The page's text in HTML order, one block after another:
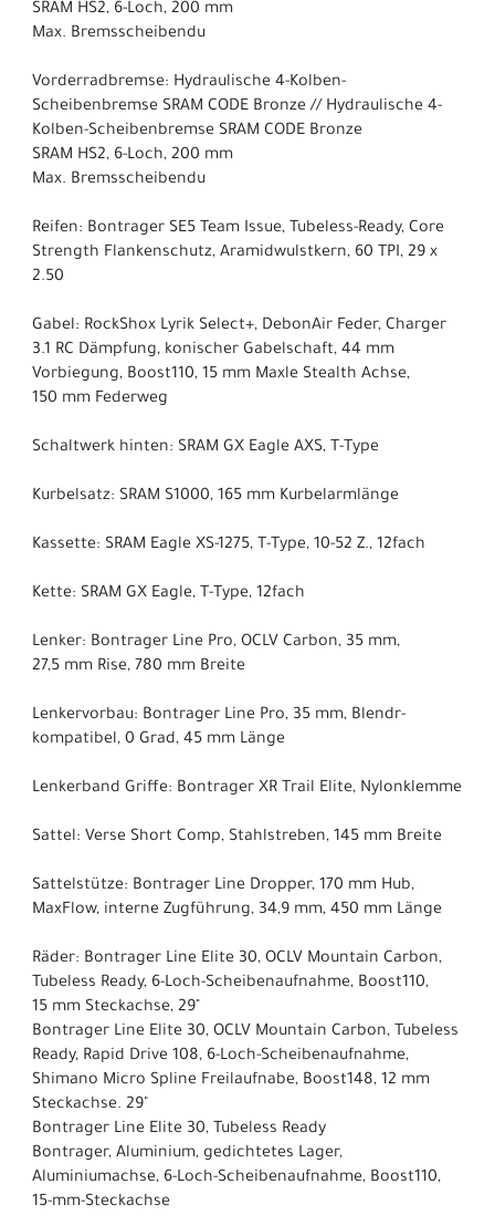
SRAM HS2, 6-Loch, 200 mm
Max. Bremsscheibendu
Vorderradbremse: Hydraulische 4-Kolben-
Scheibenbremse SRAM CODE Bronze // Hydraulische 4-
Kolben-Scheibenbremse SRAM CODE Bronze
SRAM HS2, 6-Loch, 200 mm
Max. Bremsscheibendu
Reifen: Bontrager SE5 Team Issue, Tubeless-Ready, Core
Strength Flankenschutz, Aramidwulstkern, 60 TPI, 29 x
2.50
Gabel: RockShox Lyrik Select+, DebonAir Feder, Charger
3.1 RC Dämpfung, konischer Gabelschaft, 44 mm
Vorbiegung, Boost110, 15 mm Maxle Stealth Achse,
150 mm Federweg
Schaltwerk hinten: SRAM GX Eagle AXS, T-Type
Kurbelsatz: SRAM S1000, 165 mm Kurbelarmlänge
Kassette: SRAM Eagle XS-1275, T-Type, 10-52 Z., 12fach
Kette: SRAM GX Eagle, T-Type, 12fach
Lenker: Bontrager Line Pro, OCLV Carbon, 35 mm,
27,5 mm Rise, 780 mm Breite
Lenkervorbau: Bontrager Line Pro, 35 mm, Blendr-
kompatibel, 0 Grad, 45 mm Länge
Lenkerband Griffe: Bontrager XR Trail Elite, Nylonklemme
Sattel: Verse Short Comp, Stahlstreben, 145 mm Breite
Sattelstütze: Bontrager Line Dropper, 170 mm Hub,
MaxFlow, interne Zugführung, 34,9 mm, 450 mm Länge
Räder: Bontrager Line Elite 30, OCLV Mountain Carbon,
Tubeless Ready, 6-Loch-Scheibenaufnahme, Boost110,
15 mm Steckachse, 29"
Bontrager Line Elite 30, OCLV Mountain Carbon, Tubeless
Ready, Rapid Drive 108, 6-Loch-Scheibenaufnahme,
Shimano Micro Spline Freilaufnabe, Boost148, 12 mm
Steckachse. 29"
Bontrager Line Elite 30, Tubeless Ready
Bontrager, Aluminium, gedichtetes Lager,
Aluminiumachse, 6-Loch-Scheibenaufnahme, Boost110,
15-mm-Steckachse